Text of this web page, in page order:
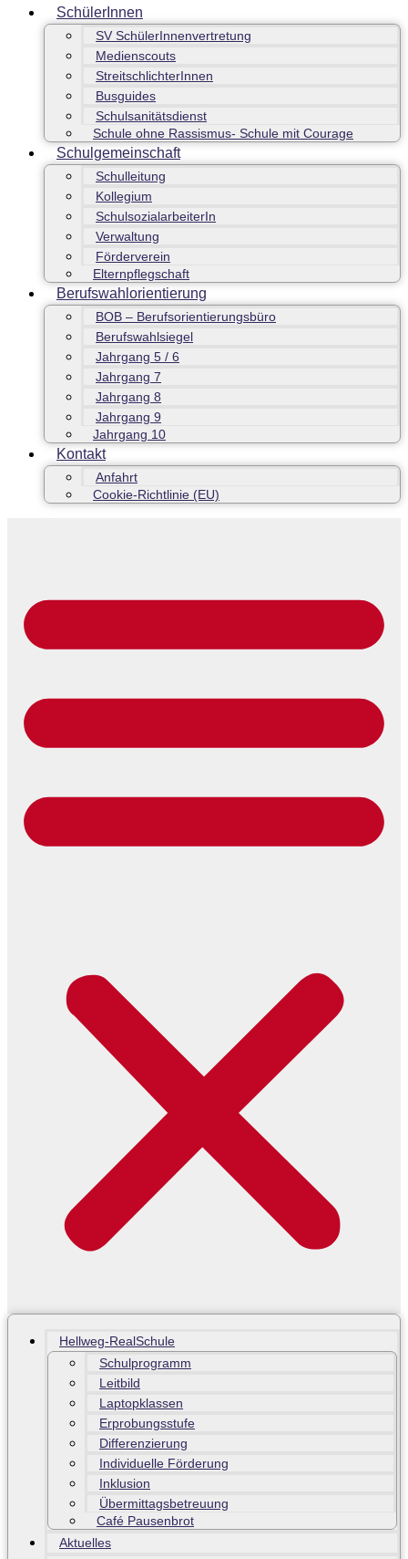
SchülerInnen
SV SchülerInnenvertretung
Medienscouts
StreitschlichterInnen
Busguides
Schulsanitätsdienst
Schule ohne Rassismus- Schule mit Courage
Schulgemeinschaft
Schulleitung
Kollegium
SchulsozialarbeiterIn
Verwaltung
Förderverein
Elternpflegschaft
Berufswahlorientierung
BOB – Berufsorientierungsbüro
Berufswahlsiegel
Jahrgang 5 / 6
Jahrgang 7
Jahrgang 8
Jahrgang 9
Jahrgang 10
Kontakt
Anfahrt
Cookie-Richtlinie (EU)
Hellweg-RealSchule
Schulprogramm
Leitbild
Laptopklassen
Erprobungsstufe
Differenzierung
Individuelle Förderung
Inklusion
Übermittagsbetreuung
Café Pausenbrot
Aktuelles